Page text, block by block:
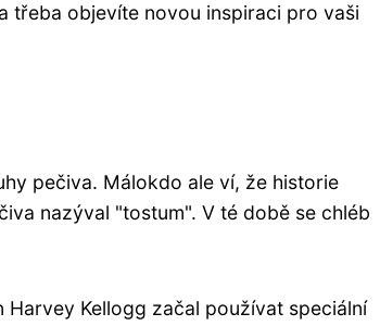
třeba objevíte novou inspiraci pro vaši
pečiva. Málokdo ale ví, že historie
nazýval "tostum". V té době se chléb
Kellogg začal používat speciální